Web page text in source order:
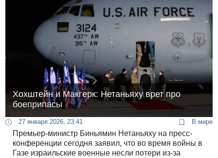
считает данные минздрава Газы достоверными.
Хохштейн и Макгерк: Нетаньяху врет про
боеприпасы
27 января 2026, 23:41 В мире
Премьер-министр Биньямин Нетаньяху на пресс-
конференции сегодня заявил, что во время войны в
Газе израильские военные несли потери из-за